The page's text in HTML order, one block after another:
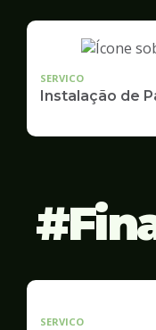
SERVICO
Instalação de
SERVICO